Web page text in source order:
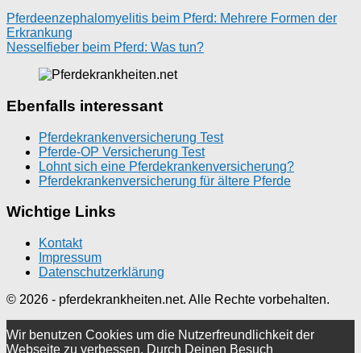
Pferdeenzephalomyelitis beim Pferd: Mehrere Formen der
Erkrankung
Nesselfieber beim Pferd: Was tun?
Ebenfalls interessant
Pferdekrankenversicherung Test
Pferde-OP Versicherung Test
Lohnt sich eine Pferdekrankenversicherung?
Pferdekrankenversicherung für ältere Pferde
Wichtige Links
Kontakt
Impressum
Datenschutzerklärung
© 2026 - pferdekrankheiten.net. Alle Rechte vorbehalten.
Wir benutzen Cookies um die Nutzerfreundlichkeit der
Webseite zu verbessen. Durch Deinen Besuch